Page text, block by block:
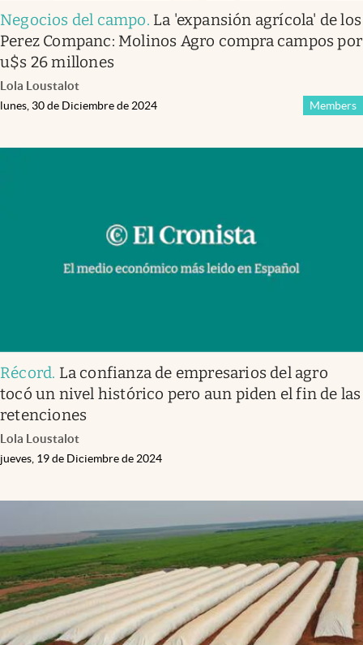
Negocios del campo. La 'expansión agrícola' de los
Perez Companc: Molinos Agro compra campos por
u$s 26 millones
Lola Loustalot
Members
lunes, 30 de Diciembre de 2024
Récord. La confianza de empresarios del agro
tocó un nivel histórico pero aun piden el fin de las
retenciones
Lola Loustalot
jueves, 19 de Diciembre de 2024